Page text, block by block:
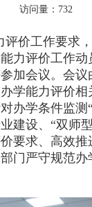
访问量：732
价工作要求
力评价工作
加会议。会议
能力评价相
办学条件监测
建设、“双师
要求、高效
门严守规范